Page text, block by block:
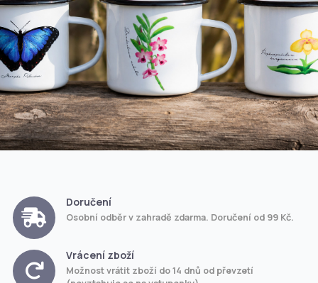
Doručení
Osobní odběr v zahradě zdarma. Doručení od 99 Kč.
Vrácení zboží
Možnost vrátit zboží do 14 dnů od převzetí